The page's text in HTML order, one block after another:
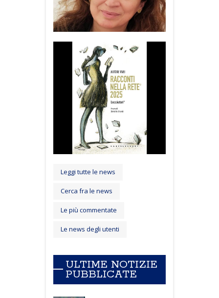
Leggi tutte le news
Cerca fra le news
Le più commentate
Le news degli utenti
ULTIME NOTIZIE
PUBBLICATE